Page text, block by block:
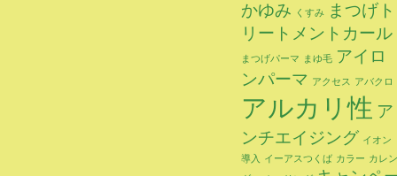
かゆみ くすみ
まつげト
リートメントカール
まつげパーマ まゆ毛 アイロ
ンパーマ アクセス アバクロ
アルカリ性 ア
ンチエイジング イオン
導入
イーアスつくば カラー カレン